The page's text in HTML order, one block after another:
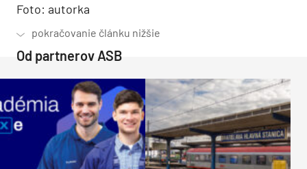
Foto: autorka
Od partnerov ASB